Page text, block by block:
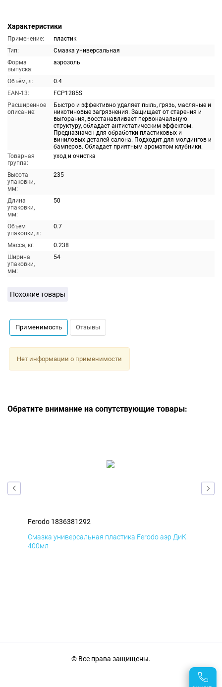
Характеристики
Применение:
пластик
Тип:
Смазка универсальная
Форма
выпуска:
аэрозоль
Объём, л:
0.4
EAN-13:
FCP1285S
Расширенное
описание:
Быстро и эффективно удаляет пыль, грязь, масляные и
никотиновые загрязнения. Защищает от старения и
выгорания, восстанавливает первоначальную
структуру, обладает антистатическим эффектом.
Предназначен для обработки пластиковых и
виниловых деталей салона. Подходит для молдингов и
бамперов. Обладает приятным ароматом клубники.
Товарная
группа:
уход и очистка
Высота
упаковки,
мм:
235
Длина
упаковки,
мм:
50
Объем
упаковки, л:
0.7
Масса, кг:
0.238
Ширина
упаковки,
мм:
54
Похожие товары
Применимость Отзывы
Нет информации о применимости
Обратите внимание на сопутствующие товары:
Ferodo 1836381292
Смазка универсальная пластика Ferodo аэр ДиК
400мл
© Все права защищены.